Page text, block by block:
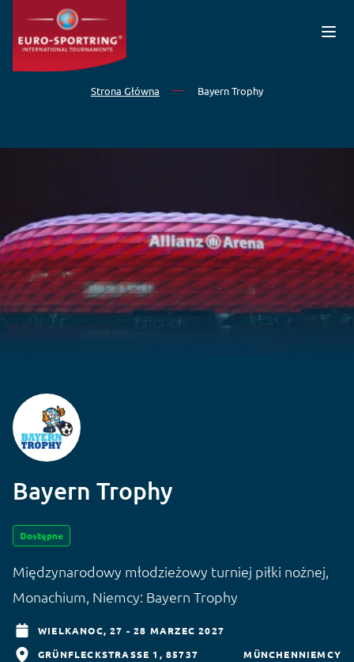
Przejdź do treści
Strona Główna Bayern Trophy
Bayern Trophy
Dostępne
Międzynarodowy młodzieżowy turniej piłki nożnej,
Monachium, Niemcy: Bayern Trophy
WIELKANOC,27 - 28 MARZEC 2027
GRÜNFLECKSTRASSE 1, 85737 I
MÜNCHENNIEMCY